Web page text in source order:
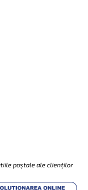
poștale ale clienților